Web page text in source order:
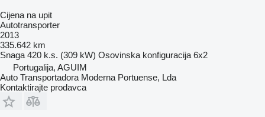
Cijena na upit
Autotransporter
2013
335.642 km
Snaga 420 k.s. (309 kW) Osovinska konfiguracija 6x2
Portugalija, AGUIM
Auto Transportadora Moderna Portuense, Lda
Kontaktirajte prodavca